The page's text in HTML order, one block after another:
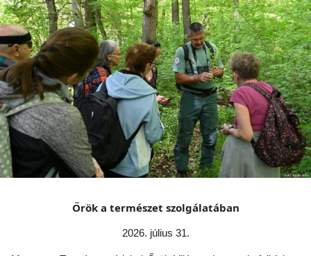
Őrök a természet szolgálatában
2026. július 31.